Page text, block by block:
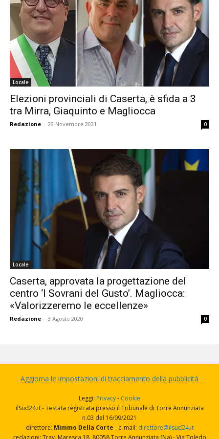
Locale
Elezioni provinciali di Caserta, è sfida a 3
tra Mirra, Giaquinto e Magliocca
Redazione - 29 Novembre 2021 0
Locale
Caserta, approvata la progettazione del
centro ‘I Sovrani del Gusto’. Magliocca:
«Valorizzeremo le eccellenze»
Redazione - 3 Agosto 2020 0
Aggiorna le impostazioni di tracciamento della pubblicità
Leggi: Privacy- Cookie
ilSud24.it - Testata registrata presso il Tribunale di Torre Annunziata
n.03 del 16/09/2021
direttore: Mimmo Della Corte - e-mail: direttore@ilsud24.it